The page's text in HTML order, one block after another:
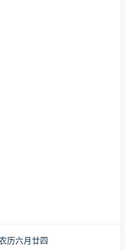
历六月廿四